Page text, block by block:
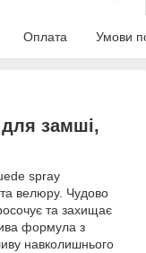
Оплата Умови
замші,
spray
та велюру. Чудово
та захищає
формула з
навколишнього